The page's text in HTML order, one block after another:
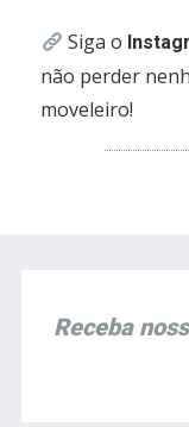
Siga o
não perder
moveleiro!
Receba